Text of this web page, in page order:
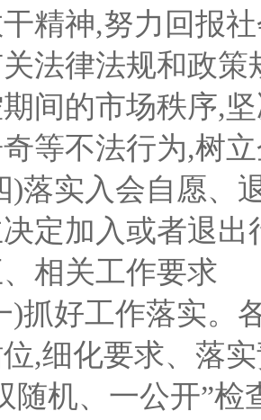
精神,努力回报
法律法规和政
间的市场秩序,
等不法行为,树
实入会自愿、退
定加入或者退
关工作要求
好工作落实。各
,细化要求、落
随机、一公开”